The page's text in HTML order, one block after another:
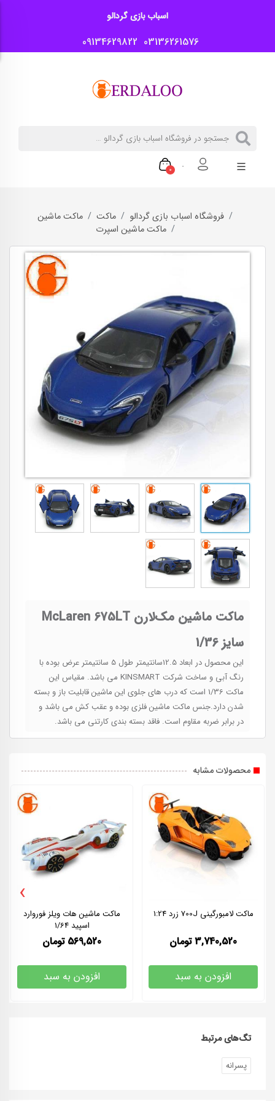
اسباب بازی گردالو
03136261576
09134629822
0
فروشگاه اسباب بازی گردالو ماکت
ماکت ماشین
ماکت ماشین اسپرت
ماکت ماشین مک‌لارن McLaren 675LT
سایز 1/36
این محصول در ابعاد 12.5سانتیمتر طول 5 سانتیمتر عرض بوده با
رنگ آبی و ساخت شرکت KINSMART می باشد. مقیاس این
ماکت 1/36 است که درب های جلوی این ماشین قابلیت باز و بسته
شدن دارد.جنس ماکت ماشین فلزی بوده و عقب کش می باشد و
در برابر ضربه مقاوم است. فاقد بسته بندی کارتنی می باشد.
محصولات مشابه
ماکت لامبورگینی 700J زرد 1:24
3,740,520 تومان
افزودن به سبد
ماکت ماشین هات ویلز فوروارد
اسپید 1/64
569,520 تومان
افزودن به سبد
›
تگ‌های مرتبط
پسرانه